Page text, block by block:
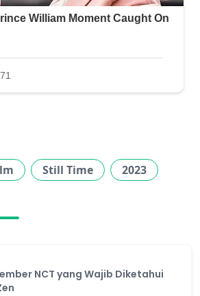
Still Time 2023
NCT yang Wajib Diketahui